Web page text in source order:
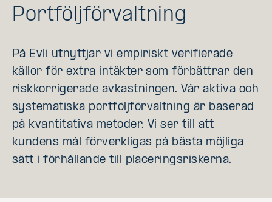
Portföljförvaltning
På Evli utnyttjar vi empiriskt verifierade
källor för extra intäkter som förbättrar den
riskkorrigerade avkastningen. Vår aktiva och
systematiska portföljförvaltning är baserad
på kvantitativa metoder. Vi ser till att
kundens mål förverkligas på bästa möjliga
sätt i förhållande till placeringsriskerna.